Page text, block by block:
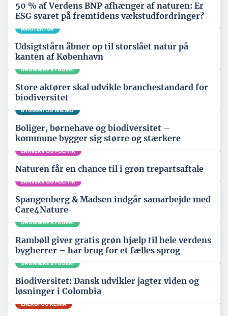
50 % af Verdens BNP afhænger af naturen: Er
ESG svaret på fremtidens vækstudfordringer?
ARKITEKTUR
Udsigtstårn åbner op til storslået natur på
kanten af København
GRØNNERE BYGGERI
Store aktører skal udvikle branchestandard for
biodiversitet
BYGGERI OG ANLÆG
Boliger, børnehave og biodiversitet –
kommune bygger sig større og stærkere
ERHVERV OG POLITIK
Naturen får en chance til i grøn trepartsaftale
ERHVERV OG POLITIK
Spangenberg & Madsen indgår samarbejde med
Care4Nature
GRØNNERE BYGGERI
Rambøll giver gratis grøn hjælp til hele verdens
bygherrer – har brug for et fælles sprog
GRØNNERE BYGGERI
Biodiversitet: Dansk udvikler jagter viden og
løsninger i Colombia
ENERGI OG KLIMA